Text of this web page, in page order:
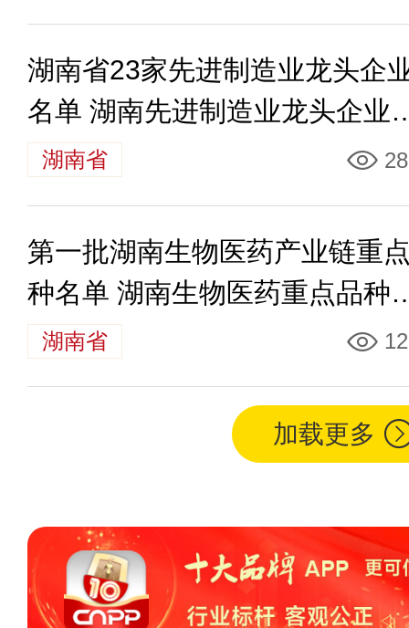
湖南省23家先进制造业龙头企
名单 湖南先进制造业龙头企业
哪些
湖南省
第一批湖南生物医药产业链重
种名单 湖南生物医药重点品种
哪些
湖南省
加载更多